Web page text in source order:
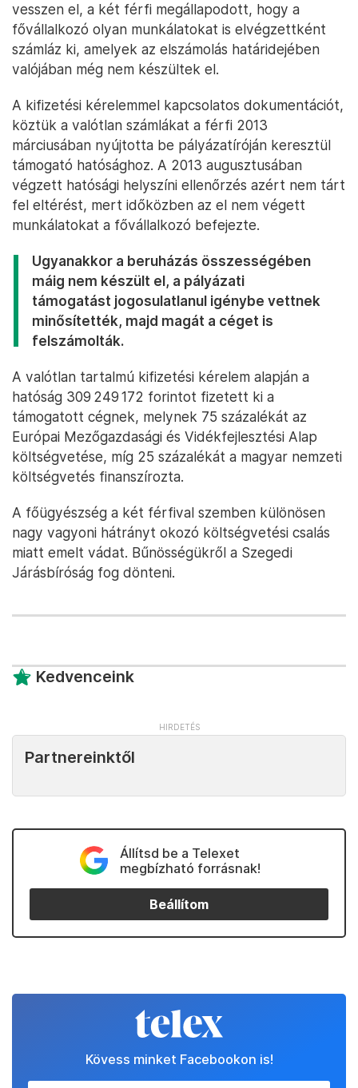
vesszen el, a két férfi megállapodott, hogy a
fővállalkozó olyan munkálatokat is elvégzettként
számláz ki, amelyek az elszámolás határidejében
valójában még nem készültek el.
A kifizetési kérelemmel kapcsolatos dokumentációt,
köztük a valótlan számlákat a férfi 2013
márciusában nyújtotta be pályázatíróján keresztül
támogató hatósághoz. A 2013 augusztusában
végzett hatósági helyszíni ellenőrzés azért nem tárt
fel eltérést, mert időközben az el nem végett
munkálatokat a fővállalkozó befejezte.
Ugyanakkor a beruházás összességében
máig nem készült el, a pályázati
támogatást jogosulatlanul igénybe vettnek
minősítették, majd magát a céget is
felszámolták.
A valótlan tartalmú kifizetési kérelem alapján a
hatóság 309 249 172 forintot fizetett ki a
támogatott cégnek, melynek 75 százalékát az
Európai Mezőgazdasági és Vidékfejlesztési Alap
költségvetése, míg 25 százalékát a magyar nemzeti
költségvetés finanszírozta.
A főügyészség a két férfival szemben különösen
nagy vagyoni hátrányt okozó költségvetési csalás
miatt emelt vádat. Bűnösségükről a Szegedi
Járásbíróság fog dönteni.
Kedvenceink
Partnereinktől
Állítsd be a Telexet
megbízható forrásnak!
Beállítom
Kövess minket Facebookon is!